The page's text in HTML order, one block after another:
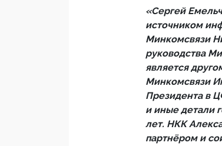
«Сергей
источником
Минкомсвязи
руководства
является
Минкомсвязи
Президента в
и иные детали
лет. НКК
партнёром и